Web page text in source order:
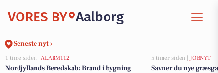
VORES BY Aalborg
Seneste nyt ›
1 time siden | ALARM112
Nordjyllands Beredskab: Brand i bygning
5 timer siden | JOBNYT
Savner du nye